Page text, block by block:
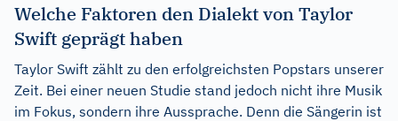
Welche Faktoren den Dialekt von Taylor
Swift geprägt haben
Taylor Swift zählt zu den erfolgreichsten Popstars unserer
Zeit. Bei einer neuen Studie stand jedoch nicht ihre Musik
im Fokus, sondern ihre Aussprache. Denn die Sängerin ist